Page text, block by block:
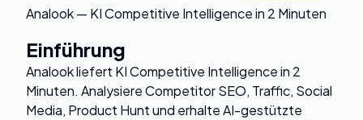
Analook — KI Competitive Intelligence in 2 Minuten
Einführung
Analook liefert KI Competitive Intelligence in 2
Minuten. Analysiere Competitor SEO, Traffic, Social
Media, Product Hunt und erhalte AI-gestützte